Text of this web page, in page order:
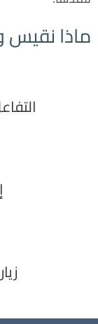
ماذا نقيس